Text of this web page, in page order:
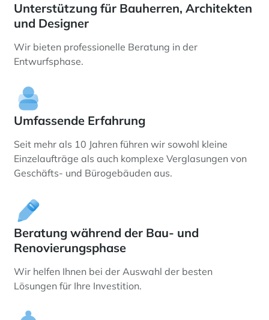
Unterstützung für Bauherren, Architekten
und Designer
Wir bieten professionelle Beratung in der
Entwurfsphase.
Umfassende Erfahrung
Seit mehr als 10 Jahren führen wir sowohl kleine
Einzelaufträge als auch komplexe Verglasungen von
Geschäfts- und Bürogebäuden aus.
Beratung während der Bau- und
Renovierungsphase
Wir helfen Ihnen bei der Auswahl der besten
Lösungen für Ihre Investition.